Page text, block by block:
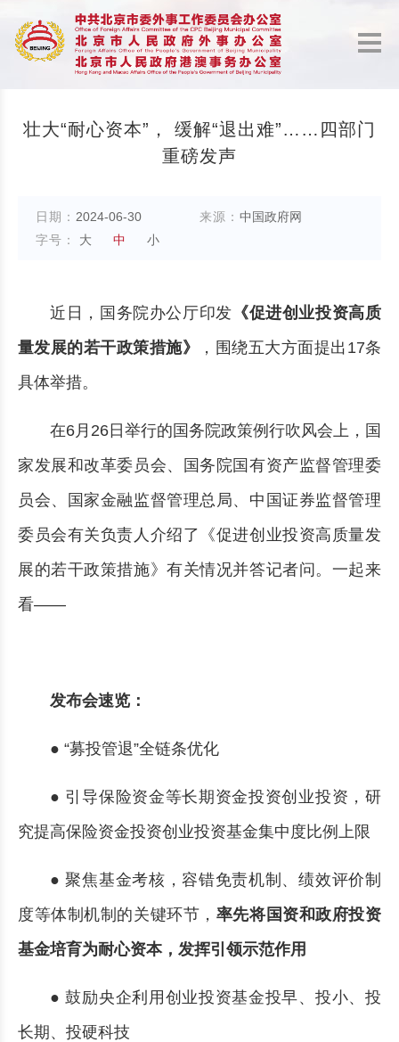
壮大“耐心资本”， 缓解“退出难”……四部门
重磅发声
日期： 2024-06-30 来源： ​中国政府网
字号：
大 中 小
近日，国务院办公厅印发 《促进创业投资高质
量发展的若干政策措施》
，围绕五大方面提出17条
具体举措。
在6月26日举行的国务院政策例行吹风会上，国
家发展和改革委员会、国务院国有资产监督管理委
员会、国家金融监督管理总局、中国证券监督管理
委员会有关负责人介绍了《促进创业投资高质量发
展的若干政策措施》有关情况并答记者问。一起来
看——
发布会速览：
● “募投管退”全链条优化
● 引导保险资金等长期资金投资创业投资，研
究提高保险资金投资创业投资基金集中度比例上限
● 聚焦基金考核，容错免责机制、绩效评价制
度等体制机制的关键环节， 率先将国资和政府投资
基金培育为耐心资本，发挥引领示范作用
● 鼓励央企利用创业投资基金投早、投小、投
长期、投硬科技